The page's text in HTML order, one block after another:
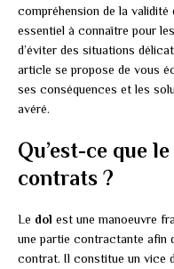
compréhension de la validité
essentiel à connaître pour
d’éviter des situations
article se propose de vous
ses conséquences et les
avéré.
Qu’est-ce que
contrats ?
Le dol est une manoeuvre
une partie contractante afin
contrat. Il constitue un vice